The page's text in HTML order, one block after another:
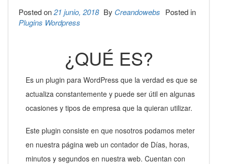
Posted on21 junio, 2018 By Creandowebs Posted in
Plugins Wordpress
¿QUÉ ES?
Es un plugin para WordPress que la verdad es que se
actualiza constantemente y puede ser útil en algunas
ocasiones y tipos de empresa que la quieran utilizar.
Este plugin consiste en que nosotros podamos meter
en nuestra página web un contador de Días, horas,
minutos y segundos en nuestra web. Cuentan con